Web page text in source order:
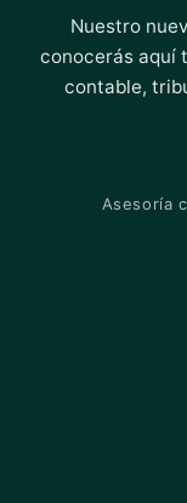
Nuestro
conocerás aquí
contable,
Asesoría